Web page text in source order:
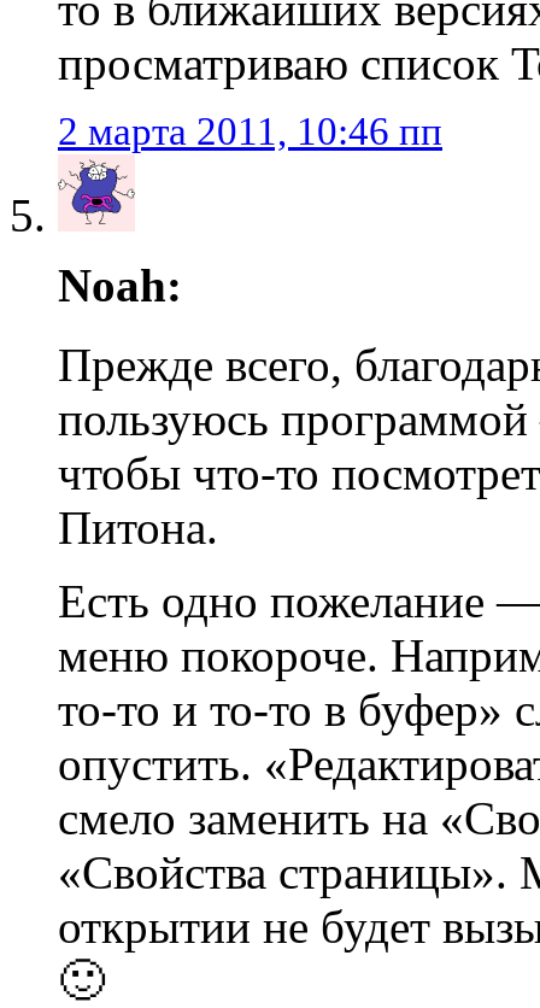
просматриваю список
2 марта 2011, 10:46 пп
Noah:
Прежде всего,
пользуюсь
чтобы что-то
Питона.
Есть одно пожелание
меню покороче.
то-то и то-то в буфер»
опустить.
смело заменить на
«Свойства страницы».
открытии не будет
🙂